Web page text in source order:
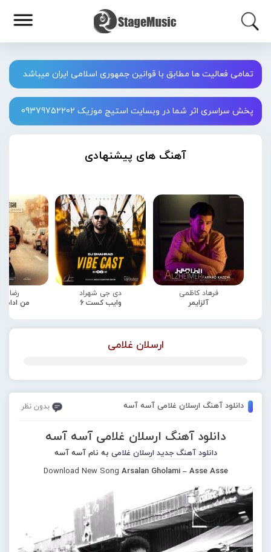
تمامی فعالیت ها مطابق با قوانین جمهوری اسلامی ایران میباشد
پخش سراسری اثر شما در وبسایت استیج موزیک 09379752202
آهنگ های پیشنهادی
فرهاد کاظمی
آلزایمر
دی جی شهراد
وایب کست 6
رضا
من
ارسلان غلامی
دانلود آهنگ ارسلان غلامی آسه آسه بدون نظر
دانلود آهنگ ارسلان غلامی آسه آسه
دانلود آهنگ جدید ارسلان غلامی به نام آسه آسه
Download New Song Arsalan Gholami – Asse Asse